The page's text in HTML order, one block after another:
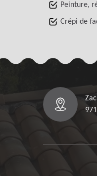
Peinture,
Crépi de